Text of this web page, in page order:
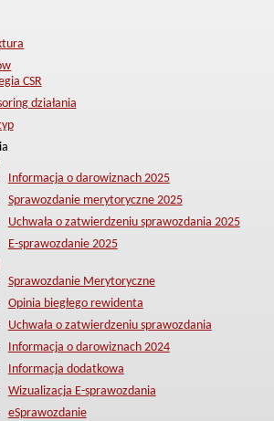
CSR
działania
Informacja o darowiznach 2025
Sprawozdanie merytoryczne 2025
Uchwała o zatwierdzeniu sprawozdania 2025
E-sprawozdanie 2025
Sprawozdanie Merytoryczne
Opinia biegłego rewidenta
Uchwała o zatwierdzeniu sprawozdania
Informacja o darowiznach 2024
Informacja dodatkowa
Wizualizacja E-sprawozdania
eSprawozdanie